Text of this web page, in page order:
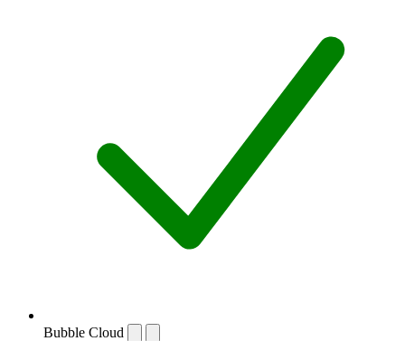
Bubble Cloud